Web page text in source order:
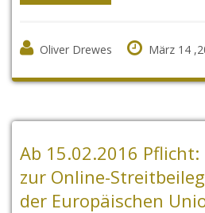
Oliver Drewes März 14
Ab 15.02.2016
zur Online-
der Europäischen